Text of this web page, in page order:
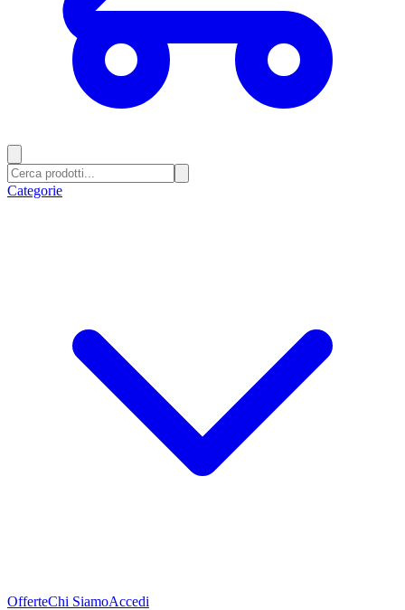
Categorie
OfferteChi SiamoAccedi